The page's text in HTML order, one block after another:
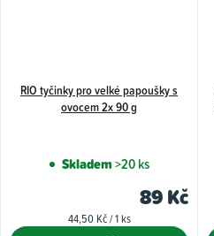
RIO tyčinky pro velké papoušky s
ovocem 2x 90 g
Skladem>20 ks
89 Kč
Měrná
44,50 Kč / 1 ks